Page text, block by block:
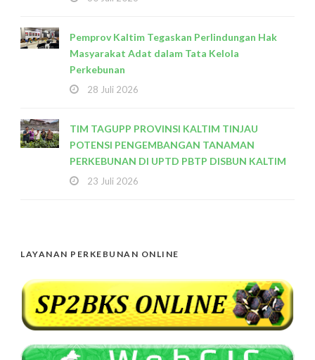
Pemprov Kaltim Tegaskan Perlindungan Hak
Masyarakat Adat dalam Tata Kelola
Perkebunan
28 Juli 2026
TIM TAGUPP PROVINSI KALTIM TINJAU
POTENSI PENGEMBANGAN TANAMAN
PERKEBUNAN DI UPTD PBTP DISBUN KALTIM
23 Juli 2026
LAYANAN PERKEBUNAN ONLINE